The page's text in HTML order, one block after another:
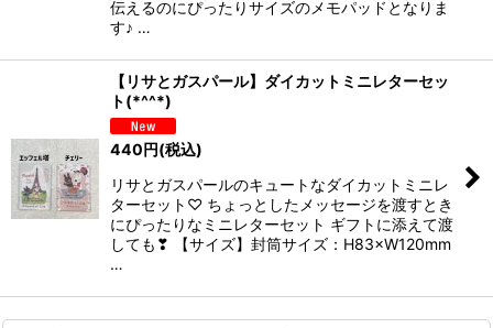
伝えるのにぴったりサイズのメモパッドとなりま
す♪ …
【リサとガスパール】ダイカットミニレターセッ
ト(*^^*)
440円(税込)
リサとガスパールのキュートなダイカットミニレ
ターセット♡ ちょっとしたメッセージを渡すとき
にぴったりなミニレターセット ギフトに添えて渡
しても❣ 【サイズ】封筒サイズ：H83×W120mm
…